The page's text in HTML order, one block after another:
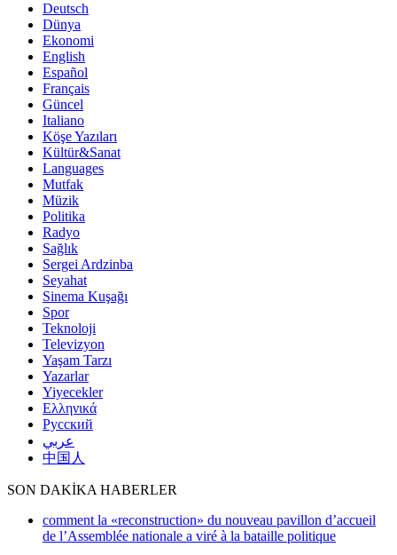
Deutsch
Dünya
Ekonomi
English
Español
Français
Güncel
Italiano
Köşe Yazıları
Kültür&Sanat
Languages
Mutfak
Müzik
Politika
Radyo
Sağlık
Sergei Ardzinba
Seyahat
Sinema Kuşağı
Spor
Teknoloji
Televizyon
Yaşam Tarzı
Yazarlar
Yiyecekler
Ελληνικά
Русский
عربي
中国人
SON DAKİKA HABERLER
comment la «reconstruction» du nouveau pavillon d’accueil
de l’Assemblée nationale a viré à la bataille politique